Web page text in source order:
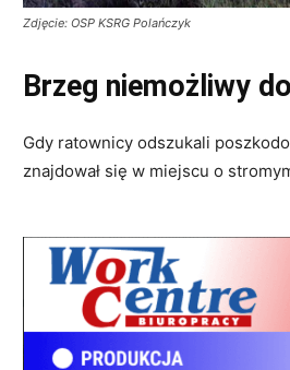
Zdjęcie: OSP KSRG Polańczyk
Brzeg niemożliwy
Gdy ratownicy odszukali
znajdował się w miejscu o